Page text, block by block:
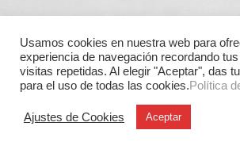
Usamos cookies en nuestra web para
experiencia de navegación recordando
visitas repetidas. Al elegir "Aceptar", das
para el uso de todas las cookies.Política
Ajustes de Cookies Aceptar